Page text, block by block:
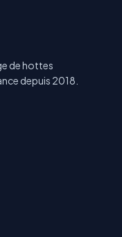
de hottes
depuis 2018.